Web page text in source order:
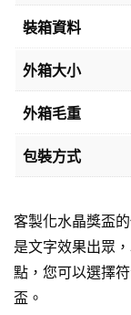
裝箱資料
外箱大小
外箱毛重
包裝方式
客製化水晶獎盃
是文字效果出眾
點，您可以選擇
盃。